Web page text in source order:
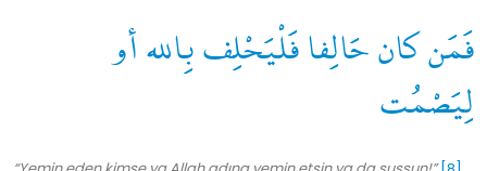
فَمَن كان حَالِفا فَلْيَحْلِف بِالله أو
لِيَصْمُت